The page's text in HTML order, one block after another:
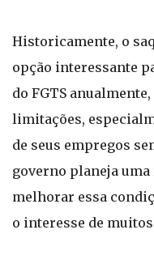
Historicamente, o
opção interessante
do FGTS
limitações,
de seus empregos
governo planeja
melhorar essa
o interesse de